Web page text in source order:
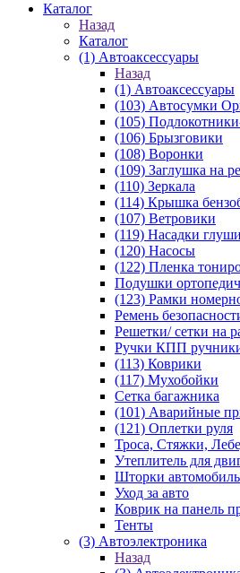
Каталог
Назад
Каталог
(1) Автоаксессуары
Назад
(1) Автоаксессуары
(103) Автосумки
(105)
(106) Брызговики
(108) Воронки
(109) Заглушка на
(110) Зеркала
(114) Крышка
(107) Ветровики
(119) Насадки
(120) Насосы
(122) Пленка
Подушки
(123) Рамки
Ремень
Решетки/ сетки на
Ручки КПП
(113) Коврики
(117) Мухобойки
Сетка багажника
(101) Аварийные
(121) Оплетки руля
Троса, Стяжки,
Утеплитель для
Шторки
Уход за авто
Коврик на панель
Тенты
(3) Автоэлектроника
Назад